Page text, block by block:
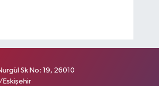
Sk No: 19, 26010